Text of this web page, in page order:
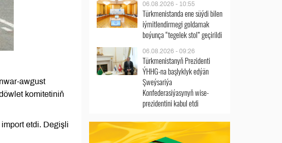
awgust
komitetiniň
etdi. Degişli
06.08.2026 - 10:55
Türkmenistanda ene süýdi bilen
iýmitlendirmegi goldamak
boýunça “tegelek stol” geçirildi
06.08.2026 - 09:26
Türkmenistanyň Prezidenti
ÝHHG-na başlyklyk edýän
Şweýsariýa
Konfederasiýasynyň wise-
prezidentini kabul etdi